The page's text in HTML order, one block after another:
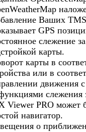
Ваших
GPS
слежение
карты.
карты в
или в
движения
слежения
Viewer PRO может
навигатор.
о